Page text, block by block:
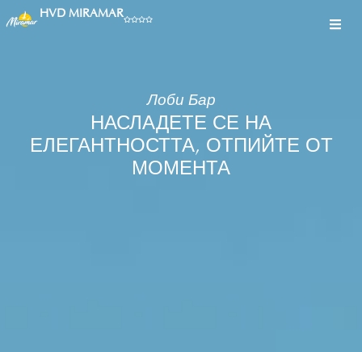
HVD MIRAMAR
Лоби Бар
НАСЛАДЕТЕ СЕ НА
ЕЛЕГАНТНОСТТА, ОТПИЙТЕ ОТ
МОМЕНТА